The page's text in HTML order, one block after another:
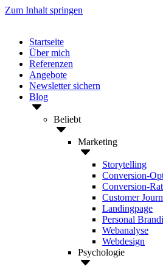
Zum Inhalt springen
Startseite
Über mich
Referenzen
Angebote
Newsletter sichern
Blog
Beliebt
Marketing
Storytelling
Conversion-
Conversion-
Customer
Landingpage
Personal
Webanalyse
Webdesign
Psychologie